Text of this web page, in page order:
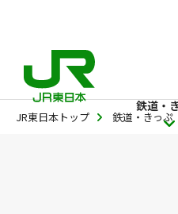
鉄道・
JR東日本トップ 鉄道・きっぷ